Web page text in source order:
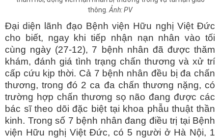
thông. Ảnh: PV
Đại diện lãnh đạo Bệnh viện Hữu nghị Việt Đức
cho biết, ngay khi tiếp nhận nạn nhân vào tối
cùng ngày (27-12), 7 bệnh nhân đã được thăm
khám, đánh giá tình trạng chấn thương và xử trí
cấp cứu kịp thời. Cả 7 bệnh nhân đều bị đa chấn
thương, trong đó 2 ca đa chấn thương nặng, có
trường hợp chấn thương sọ não đang được các
bác sĩ theo dõi đặc biệt tại khoa phẫu thuật thần
kinh. Trong số 7 bệnh nhân đang điều trị tại Bệnh
viện Hữu nghị Việt Đức, có 5 người ở Hà Nội, 1